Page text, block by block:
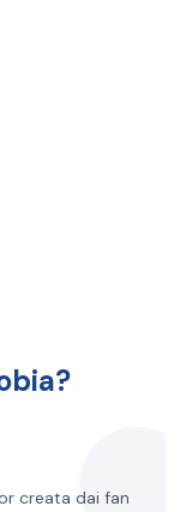
creata dai fan